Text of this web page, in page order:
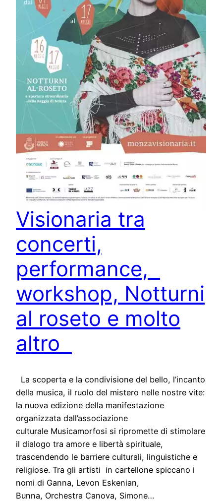
Canta, prega,
ama: dal 7 al 17
maggio
riecco Monza
Visionaria tra
concerti,
performance,
workshop, Notturni
al roseto e molto
altro
La scoperta e la condivisione del bello, l’incanto
della musica, il ruolo del mistero nelle nostre vite:
la nuova edizione della manifestazione
organizzata dall’associazione
culturale Musicamorfosi si ripromette di stimolare
il dialogo tra amore e libertà spirituale,
trascendendo le barriere culturali, linguistiche e
religiose. Tra gli artisti in cartellone spiccano i
nomi di Ganna, Levon Eskenian,
Bunna, Orchestra Canova, Simone…